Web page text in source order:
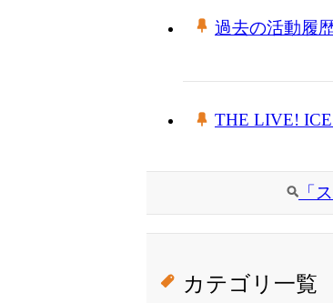
過去の活動履
THE LIVE!
「
カテゴリ一覧